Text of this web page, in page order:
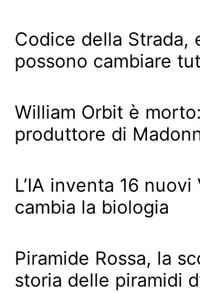
Codice della Strada,
possono cambiare
William Orbit è
produttore di
L’IA inventa 16
cambia la biologia
Piramide Rossa, la
storia delle piramidi